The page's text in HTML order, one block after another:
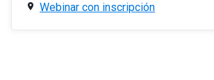
Webinar con inscripción